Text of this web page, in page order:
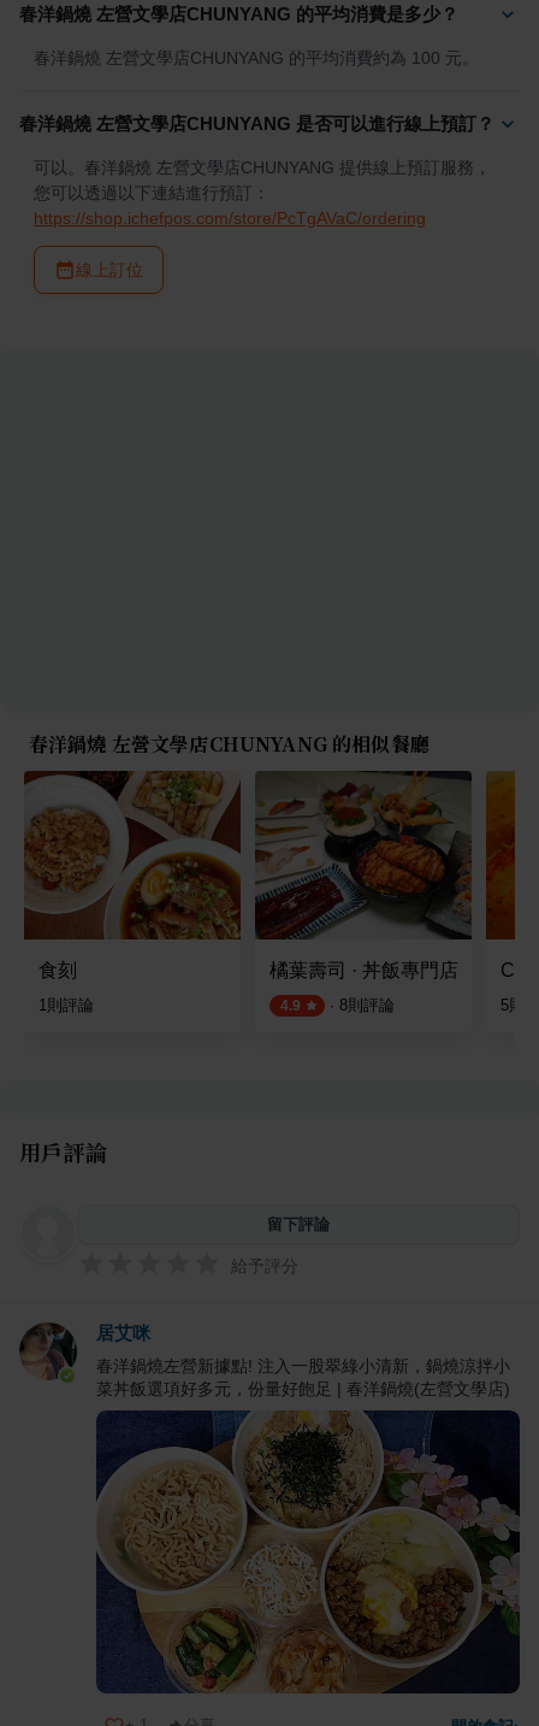
春洋鍋燒 左營文學店CHUNYANG 的平均消費是多少？
春洋鍋燒 左營文學店CHUNYANG 的平均消費約為 100 元。
春洋鍋燒 左營文學店CHUNYANG 是否可以進行線上預訂？
可以。春洋鍋燒 左營文學店CHUNYANG 提供線上預訂服務，
您可以透過以下連結進行預訂：
https://shop.ichefpos.com/store/PcTgAVaC/ordering
線上訂位
春洋鍋燒 左營文學店CHUNYANG 的相似餐廳
食刻
1則評論
橘葉壽司 · 丼飯專門店
4.9 · 8則評論 5則
用戶評論
留下評論
給予評分
居艾咪
春洋鍋燒左營新據點! 注入一股翠綠小清新，鍋燒涼拌小
菜丼飯選項好多元，份量好飽足 | 春洋鍋燒(左營文學店)